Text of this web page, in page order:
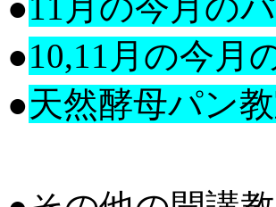
●10,11月の今月
●天然酵母パン